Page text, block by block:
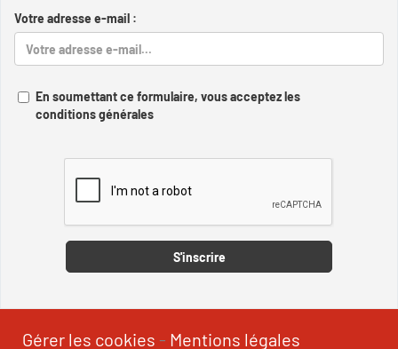
Votre adresse e-mail :
En soumettant ce formulaire, vous acceptez les
conditions générales
S'inscrire
Gérer les cookies - Mentions légales